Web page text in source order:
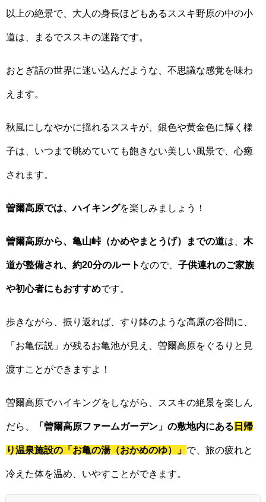
以上の絶景で、大人の身長ほどもあるススキ野原の中の小
道は、まるでススキの迷路です。
おとぎ話の世界に迷い込んだような、不思議な感覚を味わ
えます。
秋風にしなやかに揺れるススキが、銀色や黄金色に輝く様
子は、いつまで眺めていても飽きない美しい風景で、心癒
されます。
曽爾高原では、ハイキングを楽しみましょう！
曽爾高原から、亀山峠（かめやまとうげ）までの道は、 木
道が整備され、約20分のルート なので、 子供連れのご家族
や初心者にもおすすめです。
歩きながら、振り返れば、すり鉢のような高原の谷間に、
「お亀伝説」が残るお亀池が見え、曽爾高原をぐるりと見
渡すことができますよ！
曽爾高原でハイキングをしながら、ススキの絶景を楽しん
だら、 「曽爾高原ファームガーデン」の敷地内にある 日帰
り温泉施設の「お亀の湯（おかめのゆ）」 で、旅の疲れと
冷えた体を温め、いやすことができます。